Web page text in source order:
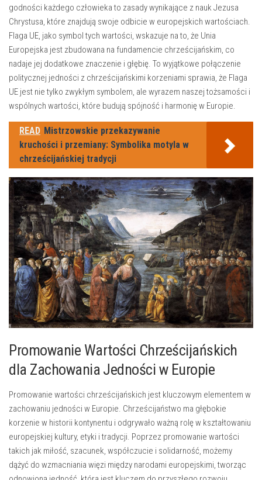
godności każdego⁤ człowieka to zasady wynikające z nauk Jezusa
Chrystusa,‍ które znajdują swoje odbicie w europejskich wartościach.
Flaga UE, jako ‍symbol tych wartości, wskazuje na to, że Unia
Europejska jest zbudowana na fundamencie chrześcijańskim, co
nadaje⁣ jej ‍dodatkowe ⁣znaczenie i głębię. To wyjątkowe połączenie
politycznej jedności z chrześcijańskimi korzeniami sprawia,⁣ że Flaga⁤
UE⁣ jest nie tylko‍ zwykłym symbolem, ale wyrazem naszej⁣ tożsamości i
wspólnych wartości, które budują spójność⁤ i harmonię w Europie.
READ Mistrzowskie przekazywanie
kruchości i przemiany: Symbolika motyla w
chrześcijańskiej tradycji
Promowanie Wartości⁣ Chrześcijańskich⁣
dla Zachowania ⁤Jedności w Europie
Promowanie ‍wartości chrześcijańskich jest kluczowym‍ elementem w
zachowaniu jedności w Europie. Chrześcijaństwo ma głębokie
korzenie w historii kontynentu i ‌odgrywało ważną rolę w kształtowaniu
europejskiej kultury,‌ etyki i tradycji.‌ Poprzez promowanie⁢ wartości
takich jak miłość, szacunek, współczucie i solidarność, możemy
dążyć do ⁢wzmacniania więzi między narodami europejskimi, tworząc